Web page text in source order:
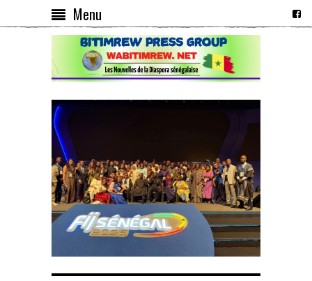
Menu